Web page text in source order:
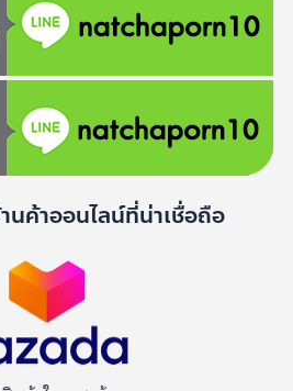
นค้าออนไลน์ที่น่าเชื่อถือ